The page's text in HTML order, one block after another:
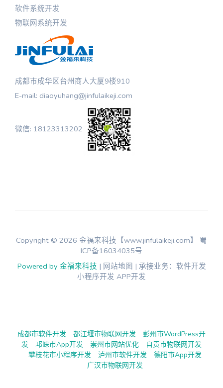
软件系统开发
物联网系统开发
成都市成华区台州商人大厦9楼910
E-mail: diaoyuhang@jinfulaikeji.com
微信: 18123313202
Copyright © 2026 金福来科技【www.jinfulaikeji.com】 蜀
ICP备16034035号
Powered by 金福来科技 | 网站地图 | 承接业务：软件开发
小程序开发 APP开发
成都市软件开发 都江堰市物联网开发
彭州市WordPress开
发
邛崃市App开发 崇州市网站优化
自贡市物联网开发
攀枝花市小程序开发
泸州市软件开发
德阳市App开发
广汉市物联网开发